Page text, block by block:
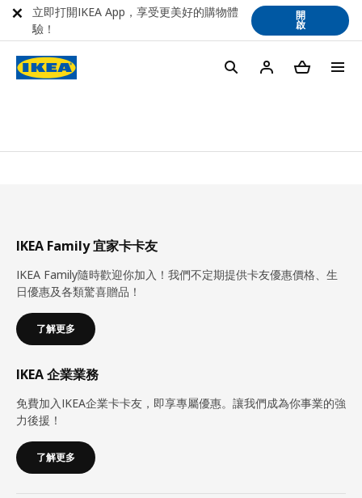
IKEA Family 宜家卡卡友
IKEA Family隨時歡迎你加入！我們不定期提供卡友優惠價格、生
日優惠及各類驚喜贈品！
了解更多
IKEA 企業業務
免費加入IKEA企業卡卡友，即享專屬優惠。讓我們成為你事業的強
力後援！
了解更多
立即打開IKEA App，享受更美好的購物體
驗！
開
啟